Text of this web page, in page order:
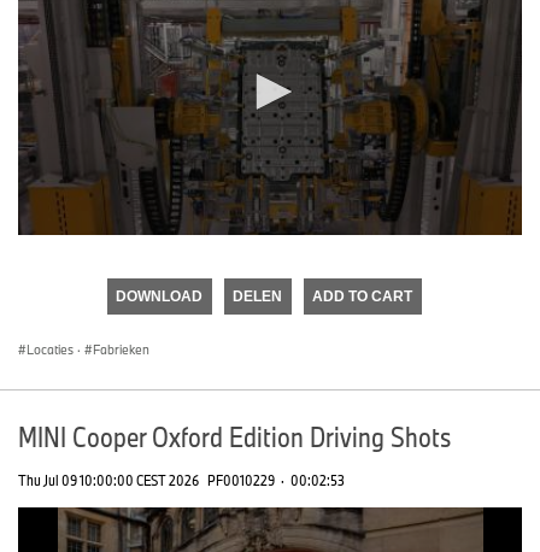
DOWNLOAD DELEN ADD TO CART
Locaties · Fabrieken
MINI Cooper Oxford Edition Driving Shots
Thu Jul 09 10:00:00 CEST 2026 PF0010229 · 00:02:53